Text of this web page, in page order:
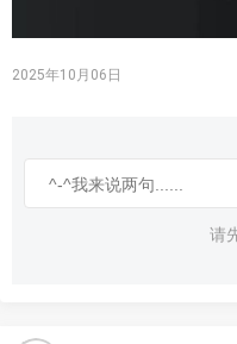
2025年10月06日
请